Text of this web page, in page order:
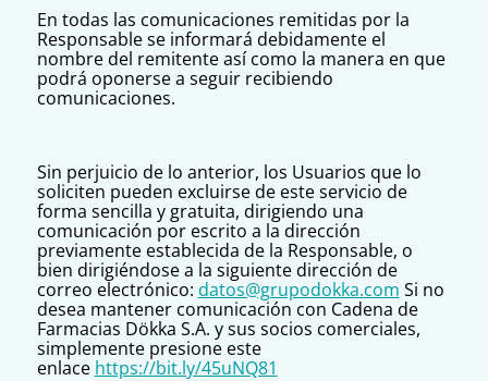
En todas las comunicaciones remitidas por la
Responsable se informará debidamente el
nombre del remitente así como la manera en que
podrá oponerse a seguir recibiendo
comunicaciones.
Sin perjuicio de lo anterior, los Usuarios que lo
soliciten pueden excluirse de este servicio de
forma sencilla y gratuita, dirigiendo una
comunicación por escrito a la dirección
previamente establecida de la Responsable, o
bien dirigiéndose a la siguiente dirección de
correo electrónico: datos@grupodokka.com Si no
desea mantener comunicación con Cadena de
Farmacias Dökka S.A. y sus socios comerciales,
simplemente presione este
enlace https://bit.ly/45uNQ81